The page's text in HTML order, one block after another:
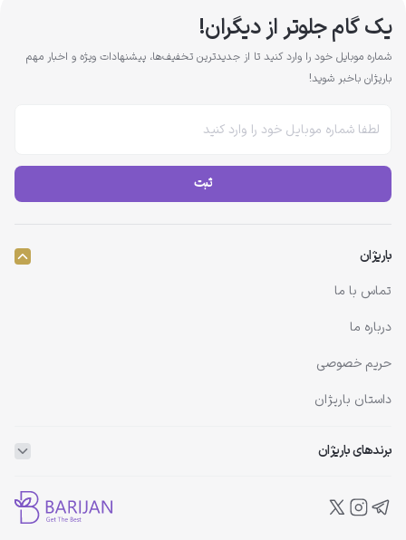
یک گام جلوتر از دیگران!
شماره موبایل خود را وارد کنید تا از جدیدترین تخفیف‌ها، پیشنهادات ویژه و اخبار مهم
باریژان باخبر شوید!
ثبت
باریژان
تماس با ما
درباره ما
حریم خصوصی
داستان باریژان
برندهای باریژان
ویتالیر